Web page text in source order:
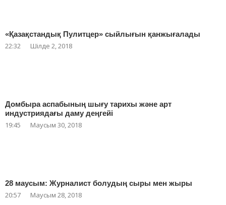
«Қазақстандық Пулитцер» сыйлығын қанжығалады
22:32 Шілде 2, 2018
Домбыра аспабының шығу тарихы және арт
индустриядағы даму деңгейі
19:45 Маусым 30, 2018
28 маусым: Журналист болудың сыры мен жыры
20:57 Маусым 28, 2018